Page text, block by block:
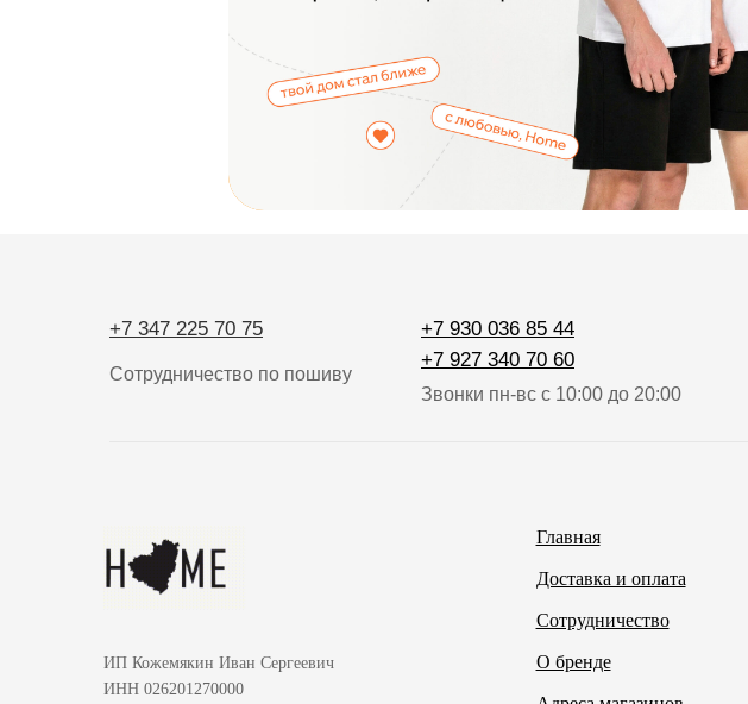
+7 347 225 70 75
Сотрудничество по пошиву
+7 930 036 85 44
+7 927 340 70 60
Звонки пн-вс с 10:00 до 20:00
ИП Кожемякин Иван Сергеевич
ИНН 026201270000
Главная
Доставка и оплата
Сотрудничество
О бренде